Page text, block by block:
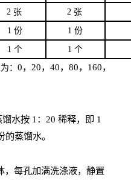
2 张 2 张
1 份 1 份
1 个 1 个
： 0，20，40，80，160，
水按 1：20 稀释，即 1
的蒸馏水。
，每孔加满洗涤液，静置